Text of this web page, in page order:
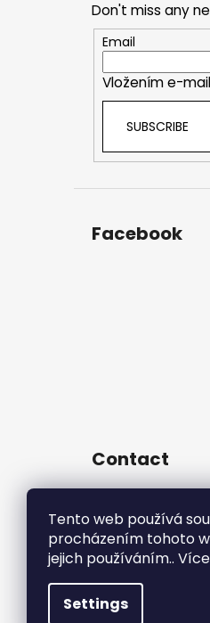
Tento web používá
procházením tohoto
jejich používáním..
Settings
Don't miss any
Email
Vložením e-
SUBSCRIBE
Facebook
Contact
728737662
https://
Czech/